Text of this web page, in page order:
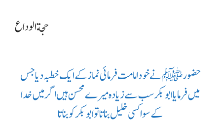
حجةالوداع
حضور ﷺ نے خود امامت فرمائی نماز کے ایک خطبہ دیا جس
میں فرمایا ابوبکرسب سے زیادہ میرے محسن ہیں اگر میں خدا
کے سوا کسی خلیل بناتا تو ابوبکر کو بناتا